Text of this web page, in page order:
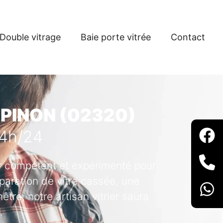
Double vitrage Baie porte vitrée Contact
(02320)
24
et expérimenté pour
de vitre cassée, une
notre artisan vitrier saura